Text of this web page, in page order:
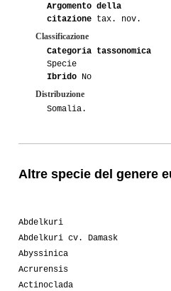
Argomento della
citazione tax. nov.
Classificazione
Categoria tassonomica
Specie
Ibrido No
Distribuzione
Somalia.
Altre specie del genere
Abdelkuri
Abdelkuri cv. Damask
Abyssinica
Acrurensis
Actinoclada